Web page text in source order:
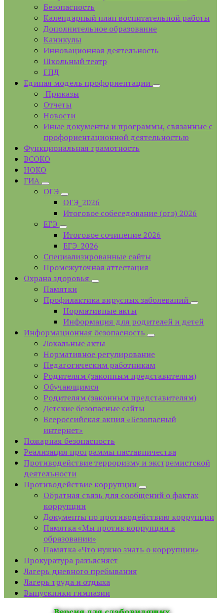
Безопасность
Календарный план воспитательной работы
Дополнительное образование
Каникулы
Инновационная деятельность
Школьный театр
ГПД
Единая модель профориентации
Приказы
Отчеты
Новости
Иные документы и программы, связанные с
профориентационной деятельностью
Функциональная грамотность
ВСОКО
НОКО
ГИА
ОГЭ
ОГЭ_2026
Итоговое собеседование (огэ) 2026
ЕГЭ
Итоговое сочинение 2026
ЕГЭ_2026
Специализированные сайты
Промежуточная аттестация
Охрана здоровья
Памятки
Профилактика вирусных заболеваний
Нормативные акты
Информация для родителей и детей
Информационная безопасность
Локальные акты
Нормативное регулирование
Педагогическим работникам
Родителям (законным представителям)
Обучающимся
Родителям (законным представителям)
Детские безопасные сайты
Всероссийская акция «Безопасный
интернет»
Пожарная безопасность
Реализация программы наставничества
Противодействие терроризму и экстремистской
деятельности
Противодействие коррупции
Обратная связь для сообщений о фактах
коррупции
Документы по противодействию коррупции
Памятка «Мы против коррупции в
образовании»
Памятка «Что нужно знать о коррупции»
Прокуратура разъясняет
Лагерь дневного пребывания
Лагерь труда и отдыха
Выпускники гимназии